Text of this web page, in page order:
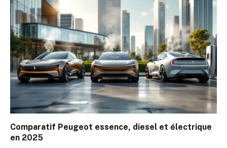
Comparatif Peugeot essence, diesel et électrique
en 2025